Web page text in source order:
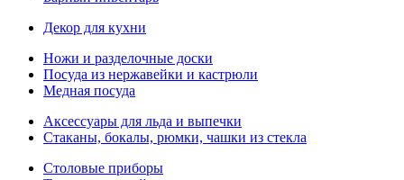
Декор для кухни
Ножи и разделочные доски
Посуда из нержавейки и кастрюли
Медная посуда
Аксессуары для льда и выпечки
Стаканы, бокалы, рюмки, чашки из стекла
Столовые приборы